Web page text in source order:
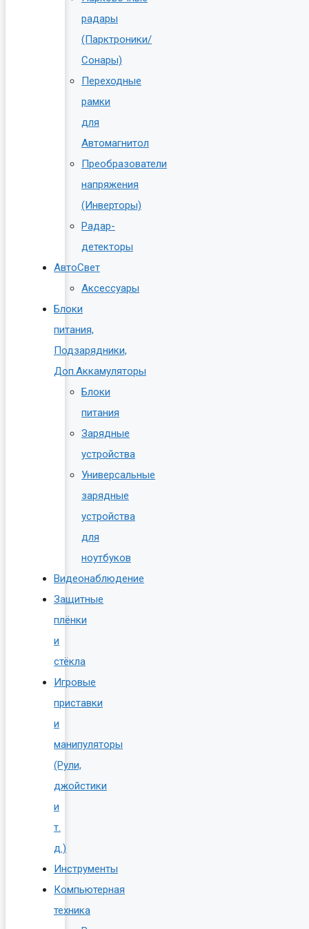
радары
(Парктроники/
Сонары)
Переходные
рамки
для
Автомагнитол
Преобразователи
напряжения
(Инверторы)
Радар-
детекторы
АвтоСвет
Аксессуары
Блоки
питания,
Подзарядники,
Доп.Аккамуляторы
Блоки
питания
Зарядные
устройства
Универсальные
зарядные
устройства
для
ноутбуков
Видеонаблюдение
Защитные
плёнки
и
стёкла
Игровые
приставки
и
манипуляторы
(Рули,
джойстики
и
т.
д.)
Инструменты
Компьютерная
техника